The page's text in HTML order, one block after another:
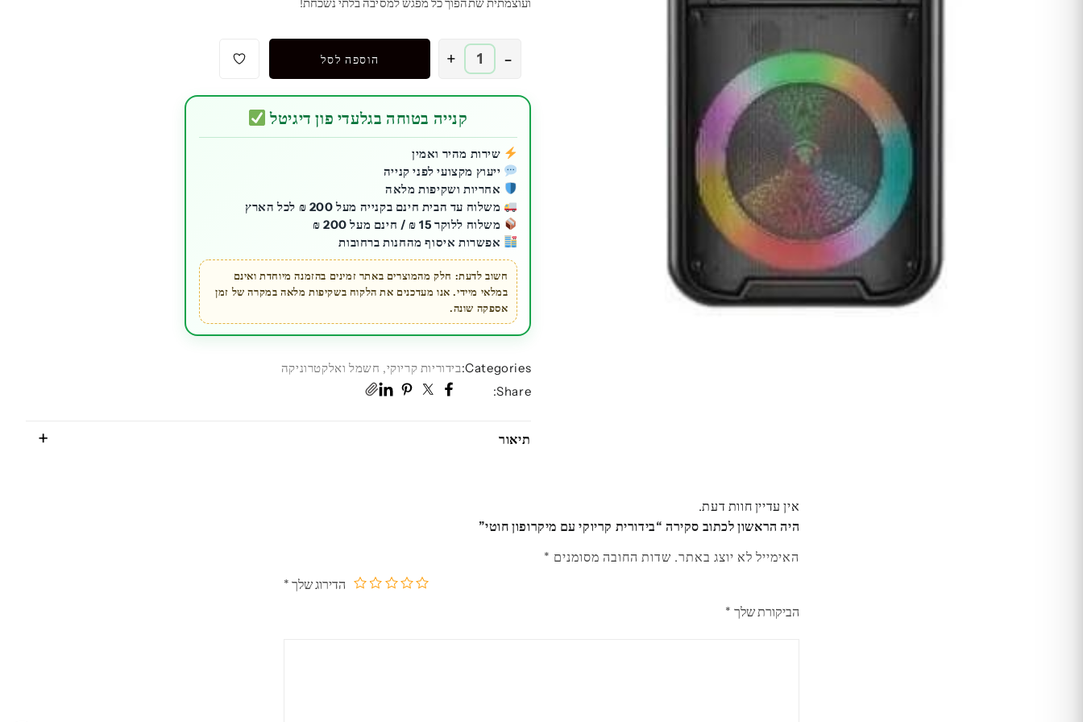
- כמות
של
בידורית
קריוקי
עם
מיקרופון
חוטי
+ הוספה לסל
קנייה בטוחה בגלעדי פון דיגיטל
שירות מהיר ואמין
ייעוץ מקצועי לפני קנייה
אחריות ושקיפות מלאה
משלוח עד הבית חינם בקנייה מעל 200 ₪ לכל הארץ
משלוח ללוקר 15 ₪ / חינם מעל 200 ₪
אפשרות איסוף מהחנות ברחובות
חשוב לדעת: חלק מהמוצרים באתר זמינים בהזמנה מיוחדת ואינם
במלאי מיידי. אנו מעדכנים את הלקוח בשקיפות מלאה במקרה של זמן
אספקה שונה.
Categories: בידוריות קריוקי, חשמל ואלקטרוניקה
Share:
תיאור
אין עדיין חוות דעת.
היה הראשון לכתוב סקירה “בידורית קריוקי עם מיקרופון חוטי”
האימייל לא יוצג באתר. שדות החובה מסומנים *
הדירוג שלך *
הביקורת שלך *